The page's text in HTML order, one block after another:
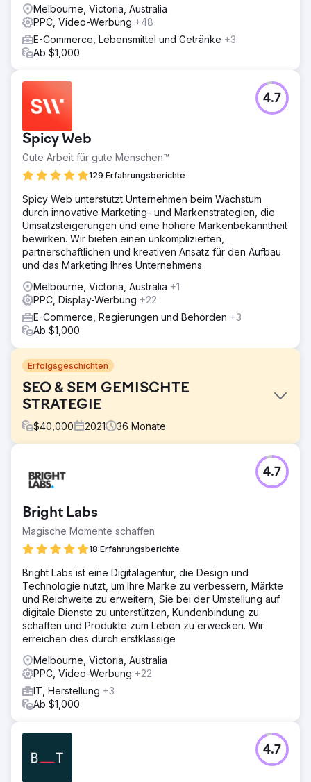
Melbourne, Victoria, Australia
PPC, Video-Werbung +48
E-Commerce, Lebensmittel und Getränke +3
Ab $1,000
Spicy Web
Gute Arbeit für gute Menschen™
129 Erfahrungsberichte
4.7
Spicy Web unterstützt Unternehmen beim Wachstum
durch innovative Marketing- und Markenstrategien, die
Umsatzsteigerungen und eine höhere Markenbekanntheit
bewirken. Wir bieten einen unkomplizierten,
partnerschaftlichen und kreativen Ansatz für den Aufbau
und das Marketing Ihres Unternehmens.
Melbourne, Victoria, Australia +1
PPC, Display-Werbung +22
E-Commerce, Regierungen und Behörden +3
Ab $1,000
Erfolgsgeschichten
SEO & SEM GEMISCHTE
STRATEGIE
$40,000 2021 36 Monate
Steigern Sie den Umsatz von Komerco und treiben Sie
die Markenmission voran, der führende Materialanbieter
Lösung
Soup arbeitete eng mit dem Kunden zusammen, um die
wichtigsten Produkte zu identifizieren, die in den SERPs
Medienbudget zu maximieren. Soup fügte
maßgeschneiderte Zielgruppensegmente hinzu, um
Kunden im Markt zu finden, und testete Such- und
Shopping-Kampagnen, um die perfekte Lösung zu finden.
Ergebnis
IM JAHR +98 % KONVERSIONSRATE IM JAHR
Zur Agenturseite
Bright Labs
Magische Momente schaffen
18 Erfahrungsberichte
4.7
Bright Labs ist eine Digitalagentur, die Design und
Technologie nutzt, um Ihre Marke zu verbessern, Märkte
und Reichweite zu erweitern, Sie bei der Umstellung auf
digitale Dienste zu unterstützen, Kundenbindung zu
schaffen und Produkte zum Leben zu erwecken. Wir
erreichen dies durch erstklassige
Melbourne, Victoria, Australia
PPC, Video-Werbung +22
IT, Herstellung +3
Ab $1,000
4.7